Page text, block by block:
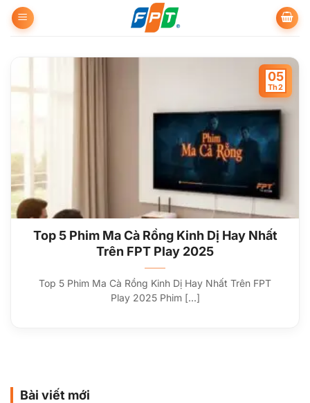
qua
Top 5 Phim Ma Cà Rồng Kinh Dị Hay Nhất
Trên FPT Play 2025
Top 5 Phim Ma Cà Rồng Kinh Dị Hay Nhất Trên FPT
Play 2025 Phim [...]
05
Th2
Bài viết mới